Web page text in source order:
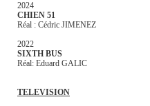
2024
CHIEN 51
Réal : Cédric JIMENEZ
2022
SIXTH BUS
Réal: Eduard GALIC
TELEVISION